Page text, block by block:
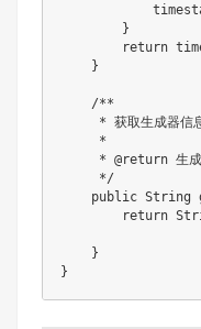
        }
return
    }
    /**
* 获取生成器信
     *
* @return 生成
     */
public String
return
    }